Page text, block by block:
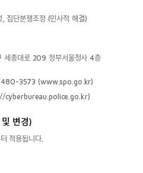
단분쟁조정 (민사적 해결)
종대로 209 정부서울청사 4층
3573 (www.spo.go.kr)
cyberbureau.police.go.kr)
변경)
적용됩니다.